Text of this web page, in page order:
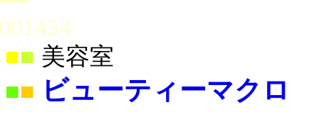
■ 美容室
■■ ビューティーマクロ